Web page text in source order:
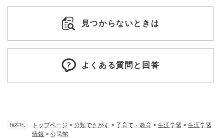
現在地 トップページ > 分類でさがす > 子育て・教育 > 生涯学習 > 生涯学習
情報 > 公民館
見つからないときは
よくある質問と回答